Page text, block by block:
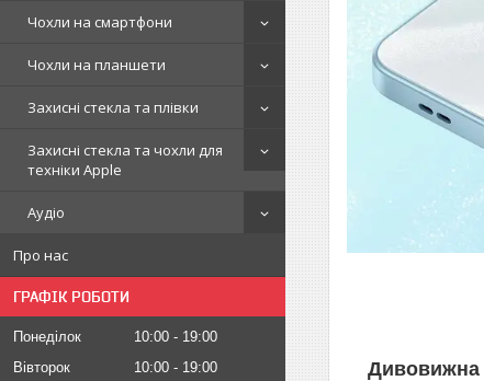
Чохли на смартфони
Чохли на планшети
Захисні стекла та плівки
Захисні стекла та чохли для
техніки Apple
Аудіо
Про нас
ГРАФІК РОБОТИ
Понеділок 10:00
19:00
Вівторок
10:00
19:00
Дивовижна